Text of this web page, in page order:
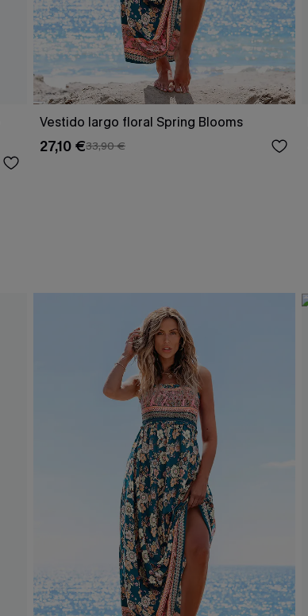
Vestido largo floral Spring Blooms
27,10 €33,90 €